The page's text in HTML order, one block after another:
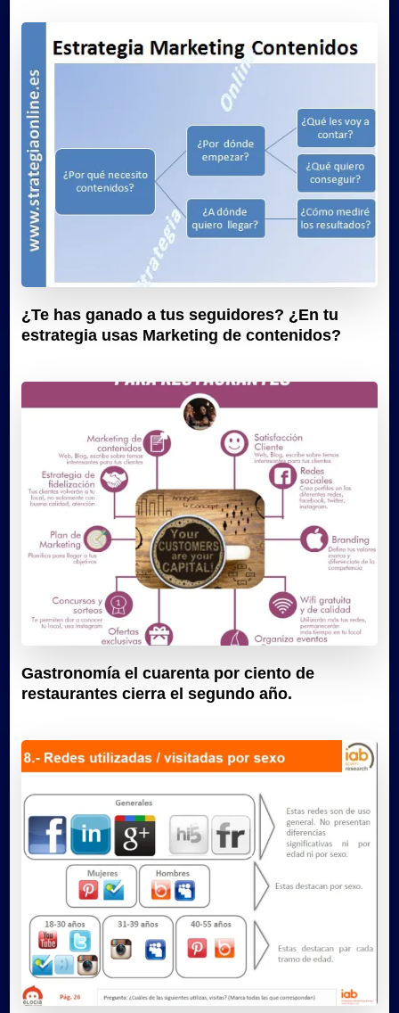
¿Te has ganado a tus seguidores? ¿En tu
estrategia usas Marketing de contenidos?
Gastronomía el cuarenta por ciento de
restaurantes cierra el segundo año.